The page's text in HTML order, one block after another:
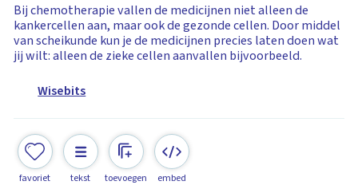
Bij chemotherapie vallen de medicijnen niet alleen de
kankercellen aan, maar ook de gezonde cellen. Door middel
van scheikunde kun je de medicijnen precies laten doen wat
jij wilt: alleen de zieke cellen aanvallen bijvoorbeeld.
Wisebits
favoriet tekst toevoegen embed